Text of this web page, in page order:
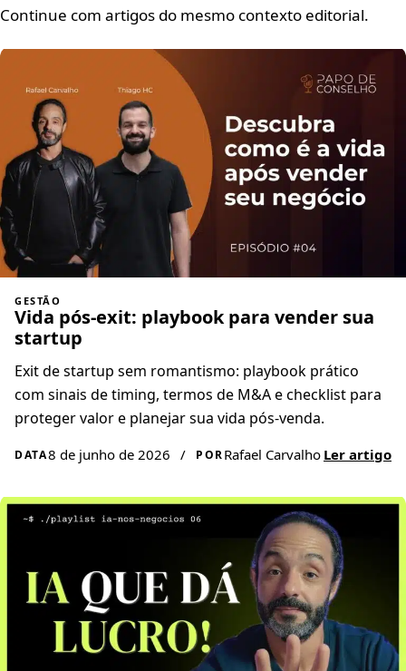
Continue com artigos do mesmo contexto editorial.
GESTÃO
Vida pós-exit: playbook para vender sua
startup
Exit de startup sem romantismo: playbook prático
com sinais de timing, termos de M&A e checklist para
proteger valor e planejar sua vida pós-venda.
DATA8 de junho de 2026 / PORRafael Carvalho Ler artigo